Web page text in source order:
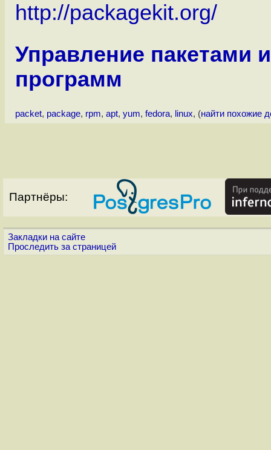
http://packagekit.org/
Управление пакетами
программ
packet, package, rpm, apt, yum, fedora, linux, (найти похожие
Партнёры:
Закладки на сайте
Проследить за страницей